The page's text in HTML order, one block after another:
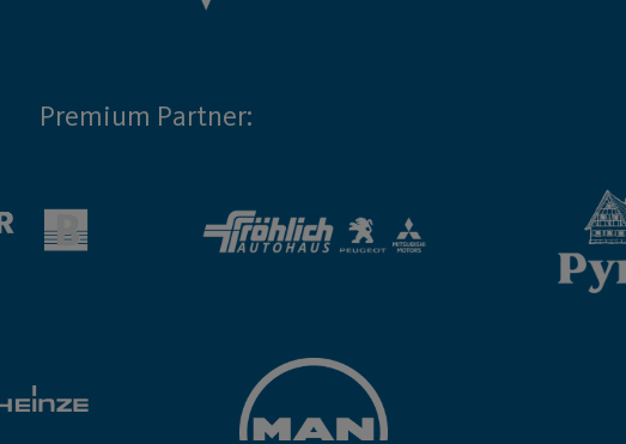
Premium Partner: